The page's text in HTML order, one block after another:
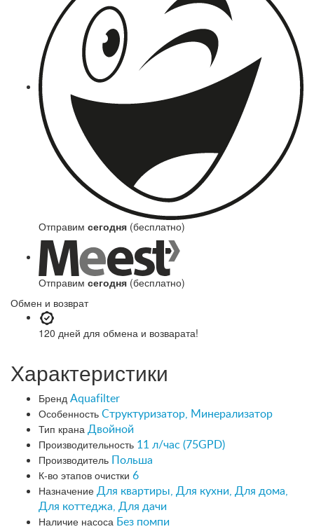
Отправим сегодня (бесплатно)
Отправим сегодня (бесплатно)
Обмен и возврат
120 дней для обмена и возварата!
Характеристики
Бренд Aquafilter
Особенность Структуризатор, Минерализатор
Тип крана Двойной
Производительность 11 л/час (75GPD)
Производитель Польша
К-во этапов очистки 6
Назначение Для квартиры, Для кухни, Для дома,
Для коттеджа, Для дачи
Наличие насоса Без помпи